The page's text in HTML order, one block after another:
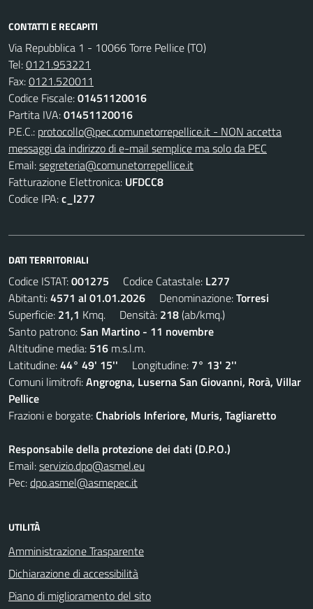
CONTATTI E RECAPITI
Via Repubblica 1 - 10066 Torre Pellice (TO)
Tel:0121.953221
Fax:0121.520011
Codice Fiscale:01451120016
Partita IVA:01451120016
P.E.C.: protocollo@pec.comunetorrepellice.it - NON accetta
messaggi da indirizzo di e-mail semplice ma solo da PEC
Email:segreteria@comunetorrepellice.it
Fatturazione Elettronica: UFDCC8
Codice IPA:c_l277
DATI TERRITORIALI
Codice ISTAT:001275 Codice Catastale: L277
Abitanti:4571 al 01.01.2026 Denominazione:Torresi
Superficie: 21,1 Kmq. Densità: 218(ab/kmq.)
Santo patrono:San Martino - 11 novembre
Altitudine media: 516 m.s.l.m.
Latitudine:44° 49' 15'' Longitudine: 7° 13' 2''
Comuni limitrofi:Angrogna, Luserna San Giovanni, Rorà, Villar
Pellice
Frazioni e borgate:Chabriols Inferiore, Muris, Tagliaretto
Responsabile della protezione dei dati (D.P.O.)
Email:servizio.dpo@asmel.eu
Pec:dpo.asmel@asmepec.it
UTILITÀ
Amministrazione Trasparente
Dichiarazione di accessibilità
Piano di miglioramento del sito